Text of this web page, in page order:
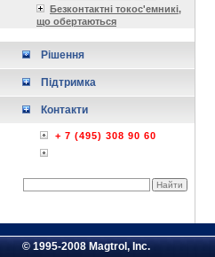
Безконтактні токос'емникі,
що обертаються
Рішення
Підтримка
Контакти
+ 7 (495) 308 90 60
© 1995-2008 Magtrol, Inc.